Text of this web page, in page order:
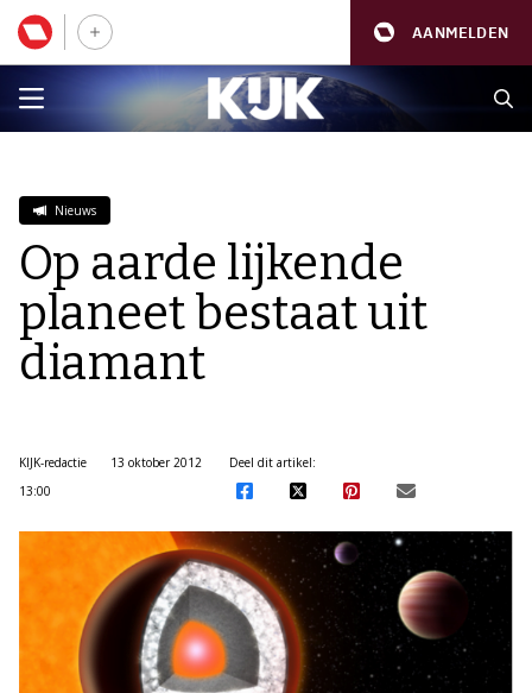
AANMELDEN
Nieuws
Op aarde lijkende
planeet bestaat uit
diamant
KIJK-redactie
13 oktober 2012
13:00
Deel dit artikel: